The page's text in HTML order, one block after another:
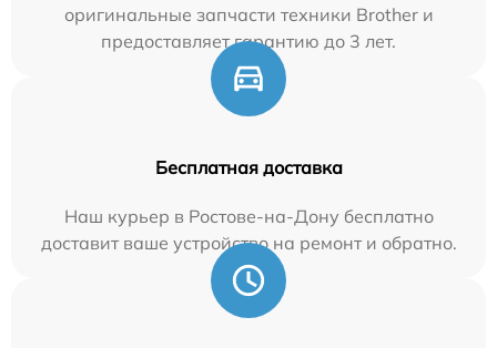
оригинальные запчасти техники Brother и
предоставляет гарантию до 3 лет.
Бесплатная доставка
Наш курьер в Ростове-на-Дону бесплатно
доставит ваше устройство на ремонт и обратно.